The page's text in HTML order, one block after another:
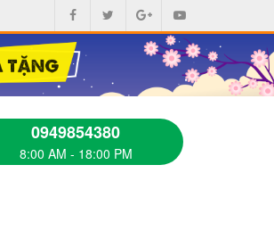
0949854380
8:00 AM - 18:00 PM